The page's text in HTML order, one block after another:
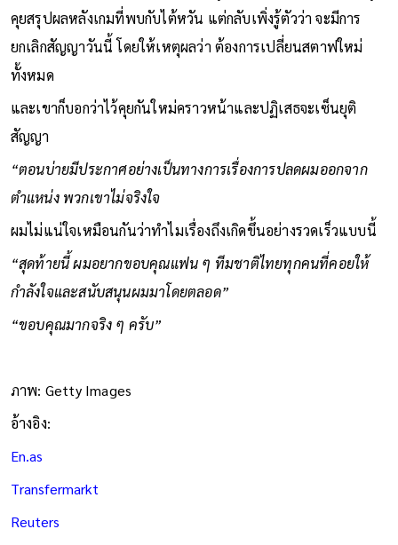
คุยสรุปผลหลังเกมที่พบกับไต้หวัน แต่กลับเพิ่งรู้ตัวว่า จะมีการ
ยกเลิกสัญญาวันนี้ โดยให้เหตุผลว่า ต้องการเปลี่ยนสตาฟใหม่
ทั้งหมด
และเขาก็บอกว่าไว้คุยกันใหม่คราวหน้าและปฏิเสธจะเซ็นยุติ
สัญญา
“ตอนบ่ายมีประกาศอย่างเป็นทางการเรื่องการปลดผมออกจาก
ตำแหน่ง พวกเขาไม่จริงใจ
ผมไม่แน่ใจเหมือนกันว่าทำไมเรื่องถึงเกิดขึ้นอย่างรวดเร็วแบบนี้
“สุดท้ายนี้ ผมอยากขอบคุณแฟน ๆ ทีมชาติไทยทุกคนที่คอยให้
กำลังใจและสนับสนุนผมมาโดยตลอด”
“ขอบคุณมากจริง ๆ ครับ”
ภาพ: Getty Images
อ้างอิง:
En.as
Transfermarkt
Reuters